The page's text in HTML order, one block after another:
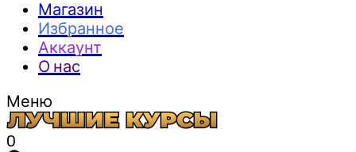
Магазин
Избранное
Аккаунт
О нас
Меню
0